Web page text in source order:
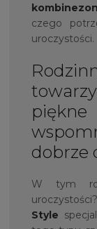
czego
uroczystości.
dobrze
W tym
Style